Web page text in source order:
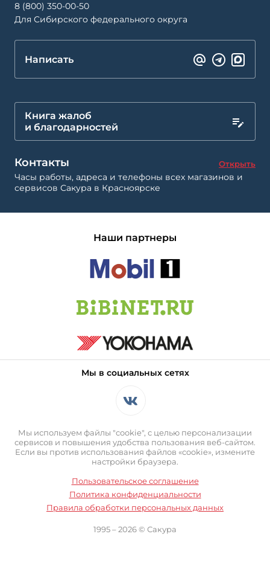
8 (800) 350-00-50
Для Сибирского федерального округа
Написать
Книга жалоб
и благодарностей
Контакты Открыть
Часы работы, адреса и телефоны всех магазинов и
сервисов Сакура в Красноярске
Наши партнеры
Мы в социальных сетях
Мы используем файлы "cookie", с целью персонализации
сервисов и повышения удобства пользования веб-сайтом.
Если вы против использования файлов «cookie», измените
настройки браузера.
Пользовательское соглашение
Политика конфиденциальности
Правила обработки персональных данных
1995 – 2026 © Сакура